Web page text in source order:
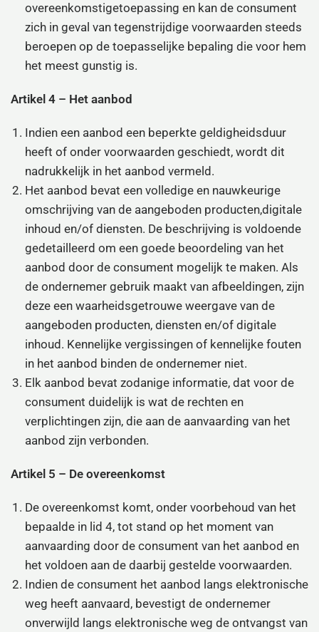
overeenkomstigetoepassing en kan de consument
zich in geval van tegenstrijdige voorwaarden steeds
beroepen op de toepasselijke bepaling die voor hem
het meest gunstig is.
Artikel 4 – Het aanbod
Indien een aanbod een beperkte geldigheidsduur
heeft of onder voorwaarden geschiedt, wordt dit
nadrukkelijk in het aanbod vermeld.
Het aanbod bevat een volledige en nauwkeurige
omschrijving van de aangeboden producten,digitale
inhoud en/of diensten. De beschrijving is voldoende
gedetailleerd om een goede beoordeling van het
aanbod door de consument mogelijk te maken. Als
de ondernemer gebruik maakt van afbeeldingen, zijn
deze een waarheidsgetrouwe weergave van de
aangeboden producten, diensten en/of digitale
inhoud. Kennelijke vergissingen of kennelijke fouten
in het aanbod binden de ondernemer niet.
Elk aanbod bevat zodanige informatie, dat voor de
consument duidelijk is wat de rechten en
verplichtingen zijn, die aan de aanvaarding van het
aanbod zijn verbonden.
Artikel 5 – De overeenkomst
De overeenkomst komt, onder voorbehoud van het
bepaalde in lid 4, tot stand op het moment van
aanvaarding door de consument van het aanbod en
het voldoen aan de daarbij gestelde voorwaarden.
Indien de consument het aanbod langs elektronische
weg heeft aanvaard, bevestigt de ondernemer
onverwijld langs elektronische weg de ontvangst van